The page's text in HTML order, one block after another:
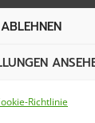
ABLEHNEN
Richtlinie